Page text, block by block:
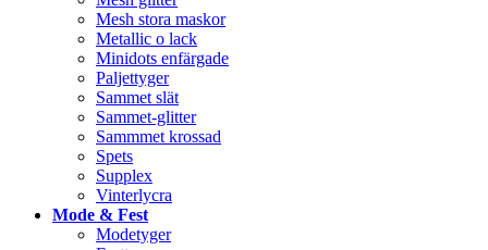
Mesh stora maskor
Metallic o lack
Minidots enfärgade
Paljettyger
Sammet slät
Sammet-glitter
Sammmet krossad
Spets
Supplex
Vinterlycra
Mode & Fest
Modetyger